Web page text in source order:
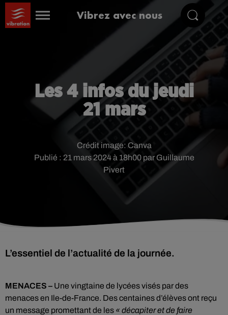
Vibrez avec nous
Les 4 infos du jeudi
21 mars
Publié : 21 mars 2024 à 18h00 par Guillaume
Pivert
Crédit image: Canva
L’essentiel de l’actualité de la journée.
MENACES – Une vingtaine de lycées visés par des
menaces en Ile-de-France. Des centaines d’élèves ont reçu
un message promettant de les « décapiter etde faire